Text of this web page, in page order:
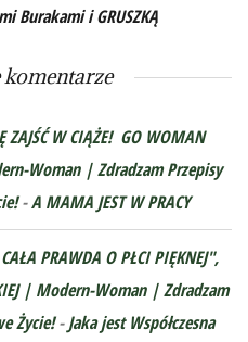
Burakami i GRUSZKĄ
ZAJŚĆ W CIĄŻE! GO WOMAN
Woman | Zdradzam Przepisy
-A MAMA JEST W PRACY
PRAWDA O PŁCI PIĘKNEJ",
| Modern-Woman | Zdradzam
Życie!-Jaka jest Współczesna